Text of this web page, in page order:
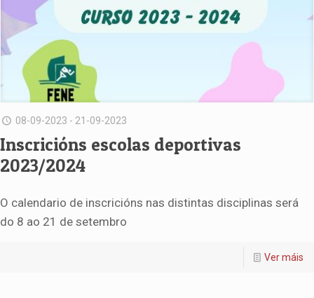
08-09-2023 - 21-09-2023
Inscricións escolas deportivas
2023/2024
O calendario de inscricións nas distintas disciplinas será
do 8 ao 21 de setembro
Ver máis